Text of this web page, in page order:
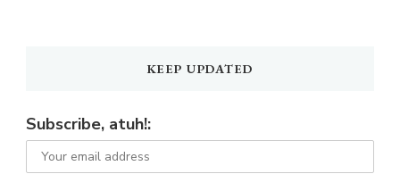
KEEP UPDATED
Subscribe, atuh!: